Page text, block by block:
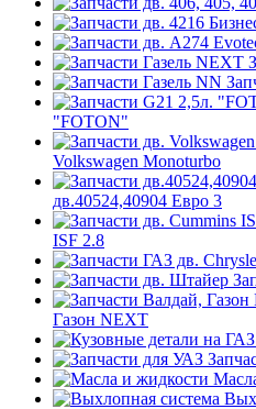
"FOTON"
Volkswagen Monoturbo
дв.40524,40904 Евро 3
ISF 2.8
Газон NEXT